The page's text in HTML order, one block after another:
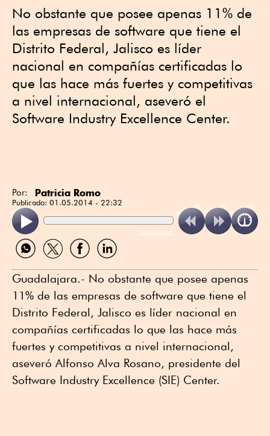
No obstante que posee apenas 11% de
las empresas de software que tiene el
Distrito Federal, Jalisco es líder
nacional en compañías certificadas lo
que las hace más fuertes y competitivas
a nivel internacional, aseveró el
Software Industry Excellence Center.
Por: Patricia Romo
Publicado: 01.05.2014 - 22:32
ReadSpeaker
Compartir
por
Compartir
por
Compartir
por
Compartir
por
Guadalajara.- No obstante que posee apenas
11% de las empresas de software que tiene el
Distrito Federal, Jalisco es líder nacional en
compañías certificadas lo que las hace más
fuertes y competitivas a nivel internacional,
aseveró Alfonso Alva Rosano, presidente del
Software Industry Excellence (SIE) Center.